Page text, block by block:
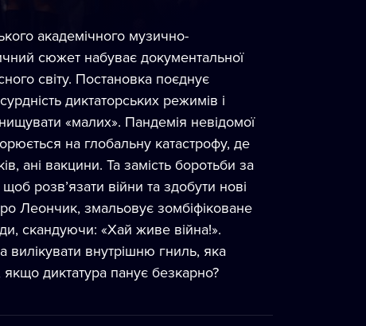
академічного музично-
сюжет набуває документальної
світу. Постановка поєднує
диктаторських режимів і
«малих». Пандемія невідомої
на глобальну катастрофу, де
ані вакцини. Та замість боротьби за
розв’язати війни та здобути нові
Леончик, змальовує зомбіфіковане
скандуючи: «Хай живе війна!».
внутрішню гниль, яка
диктатура панує безкарно?